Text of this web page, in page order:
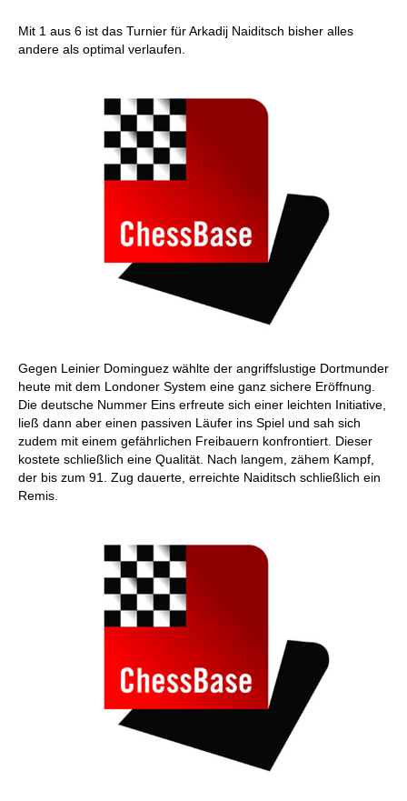
Mit 1 aus 6 ist das Turnier für Arkadij Naiditsch bisher alles
andere als optimal verlaufen.
Gegen Leinier Dominguez wählte der angriffslustige Dortmunder
heute mit dem Londoner System eine ganz sichere Eröffnung.
Die deutsche Nummer Eins erfreute sich einer leichten Initiative,
ließ dann aber einen passiven Läufer ins Spiel und sah sich
zudem mit einem gefährlichen Freibauern konfrontiert. Dieser
kostete schließlich eine Qualität. Nach langem, zähem Kampf,
der bis zum 91. Zug dauerte, erreichte Naiditsch schließlich ein
Remis.